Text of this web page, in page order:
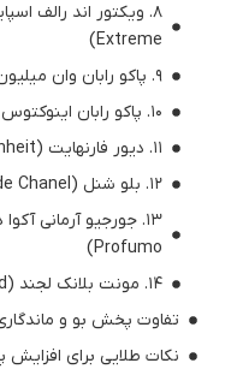
Extreme)
۹. پاکو رابان وان میلیون (1 Million)
۱۰. پاکو رابان اینوکتوس (Invictus)
۱۱. دیور فارنهایت (Dior Fahrenheit)
۱۲. بلو شنل (Bleu de Chanel)
Profumo)
۱۴. مونت بلانک لجند (Mont Blanc Legend)
تفاوت پخش بو و
نکات طلایی برای